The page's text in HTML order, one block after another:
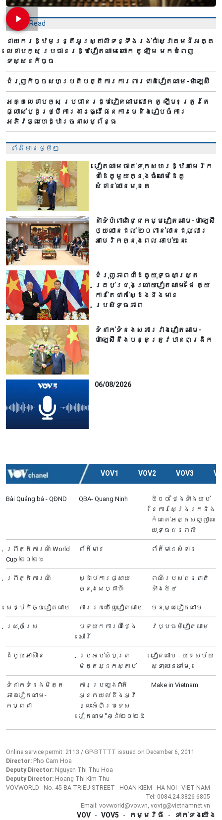
Most Read
នាយករដ្ឋមន្ត្រីអូស្ត្រាលីទន្ទឹងរង់ចាំស្វាគមន៍អគ្គ
លេខាបក្ស ប្រធានរដ្ឋវៀតណាម លោក តូ ឡឹម មកបំពេញ
ទស្សនកិច្ច
ជំរុញកិច្ចសហប្រតិបត្តិការការពារជាតិវៀតណាម-ម៉ាឡេស៊ី
អគ្គលេខាបក្ស ប្រធានរដ្ឋវៀតណាមលោក តូ ឡឹម៖ ត្រូវតែ
ផ្លាស់ប្ដូរថ្មីការងារធ្វើផែនការមេនិងរៀបចំការ
អភិវឌ្ឍហេដ្ឋារចនាសម្ព័ន្ធ
ព័ត៌មានថ្មីៗ
វៀតណាមចាត់ទុកសហរដ្ឋអាមេរិក
ជាដៃគូមួយក្នុងចំណោមដៃគូ
សំខាន់ឈានមុខគេ
នាំទំហំពាណិជ្ជកម្មវៀតណាម-ម៉ាឡេស៊ី
ឲ្យឈានដល់ ២០ពាន់លានដុល្លារ
អាមេរិកក្នុងពេល ឆាប់ៗនេះ
ជំរុញភាពជាដៃគូយុទ្ធសាស្ត្រ
គ្រប់ជ្រុងជ្រោយវៀតណាម-ថៃ ឲ្យ
កាន់តែជាក់ស្ដែងនិងមាន
ប្រសិទ្ធភាព
ទំនាក់ទំនងសភារវាងវៀតណាម-
ម៉ាឡេស៊ីនឹងបន្តត្រូវបានពង្រីក
06/08/2026
VOV1 VOV2 VOV3
Bài Quảng bá - QĐND QBA- Quang Ninh
៥០០ ថ្ងៃទាំងយប់
នៃការស្វែងរកនិង
កំណត់អត្តសញ្ញាណ
យុទ្ធជនពលី
ព្រឹត្តិការណ៍ World
Cup ២០២៦
ព័ត៍មាន ព័ត៌មានសំខាន់
ព្រឹត្តិការណ៍
ស្ដាប់ការផ្សាយ
ក្នុងសប្ដាហ៍
ពណ៌របស់ជនជាតិ
ទាំង៥៤
សេដ្ឋកិច្ចវៀតណាម ការរកឃើញវៀតណាម មនុស្សវៀតណាម
ស្រុកស្រែ
បទយកការណ៍ថ្ងៃ
សៅរ៍
វប្បធម៍វៀតណាម
ដំបូលអាស៊ាន
ប្រអប់សំបុត្រ
មិត្តអ្នកស្តាប់
វៀតណាម - យុគសម័យ
ស្ទុះឈានទៅមុខ
ទំនាក់ទំនងមិត្ត
ភាពវៀតណាម-
កម្ពុជា
ការប្រឡង "តើ
អ្នក​យល់ដឹងអ្វី
ខ្លះអំពីប្រទេស​
វៀតណាម"ឆ្នាំ២០២៥
Make in Vietnam
Online service permit: 2113 / GP-BTTTT issued on December 6, 2011
Director: Pho Cam Hoa
Deputy Director: Nguyen Thi Thu Hoa
Deputy Director: Hoang Thi Kim Thu
VOVWORLD - No. 45 BA TRIEU STREET - HOAN KIEM - HA NOI - VIET NAM
Tel: 0084.24.3826 6805
Email: vovworld@vov.vn, vovtg@vietnamnet.vn
VOV - VOV5 - កម្មវិធី - ទាក់ទងយើង